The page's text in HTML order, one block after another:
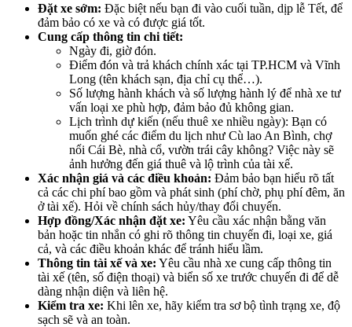
Đặt xe sớm: Đặc biệt nếu bạn đi vào cuối tuần, dịp lễ Tết, để
đảm bảo có xe và có được giá tốt.
Cung cấp thông tin chi tiết:
Ngày đi, giờ đón.
Điểm đón và trả khách chính xác tại TP.HCM và Vĩnh
Long (tên khách sạn, địa chỉ cụ thể…).
Số lượng hành khách và số lượng hành lý để nhà xe tư
vấn loại xe phù hợp, đảm bảo đủ không gian.
Lịch trình dự kiến (nếu thuê xe nhiều ngày): Bạn có
muốn ghé các điểm du lịch như Cù lao An Bình, chợ
nổi Cái Bè, nhà cổ, vườn trái cây không? Việc này sẽ
ảnh hưởng đến giá thuê và lộ trình của tài xế.
Xác nhận giá và các điều khoản: Đảm bảo bạn hiểu rõ tất
cả các chi phí bao gồm và phát sinh (phí chờ, phụ phí đêm, ăn
ở tài xế). Hỏi về chính sách hủy/thay đổi chuyến.
Hợp đồng/Xác nhận đặt xe: Yêu cầu xác nhận bằng văn
bản hoặc tin nhắn có ghi rõ thông tin chuyến đi, loại xe, giá
cả, và các điều khoản khác để tránh hiểu lầm.
Thông tin tài xế và xe: Yêu cầu nhà xe cung cấp thông tin
tài xế (tên, số điện thoại) và biển số xe trước chuyến đi để dễ
dàng nhận diện và liên hệ.
Kiểm tra xe: Khi lên xe, hãy kiểm tra sơ bộ tình trạng xe, độ
sạch sẽ và an toàn.